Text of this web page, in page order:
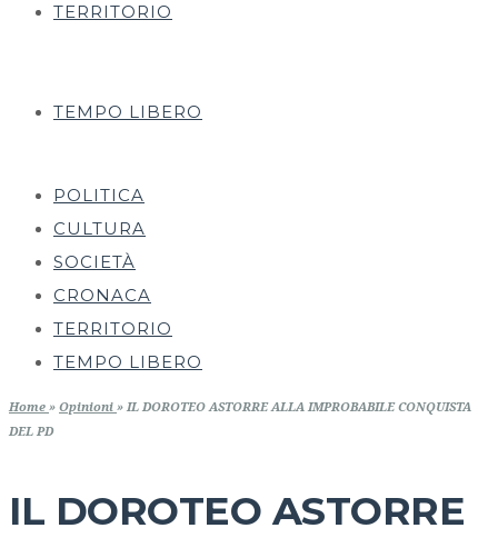
TERRITORIO
TEMPO LIBERO
POLITICA
CULTURA
SOCIETÀ
CRONACA
TERRITORIO
TEMPO LIBERO
Home » Opinioni » IL DOROTEO ASTORRE ALLA IMPROBABILE CONQUISTA
DEL PD
IL DOROTEO ASTORRE